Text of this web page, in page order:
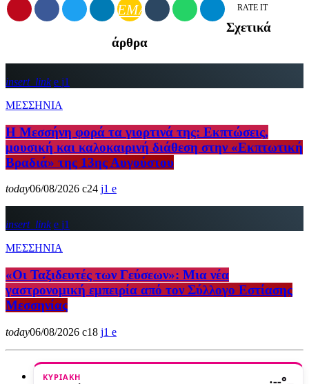
EMAIL RATE IT
Σχετικά
άρθρα
insert_link
1
ΜΕΣΣΗΝΙΑ
Η Μεσσήνη φορά τα γιορτινά της: Εκπτώσεις,
μουσική και καλοκαιρινή διάθεση στην «Εκπτωτική
Βραδιά» της 13ης Αυγούστου
today06/08/2026 24 1
insert_link
1
ΜΕΣΣΗΝΙΑ
«Οι Ταξιδευτές των Γεύσεων»: Μια νέα
γαστρονομική εμπειρία από τον Σύλλογο Εστίασης
Μεσσηνίας
today06/08/2026 18 1
ΚΥΡΙΑΚΉ